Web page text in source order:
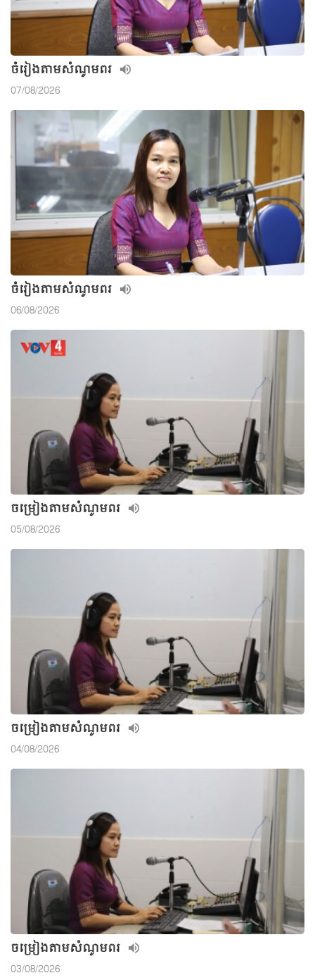
ចំរៀងតាមសំណូមពរ
07/08/2026
ចំរៀងតាមសំណូមពរ
06/08/2026
ចម្រៀងតាមសំណូមពរ
05/08/2026
ចម្រៀងតាមសំណូមពរ
04/08/2026
ចម្រៀងតាមសំណូមពរ
03/08/2026